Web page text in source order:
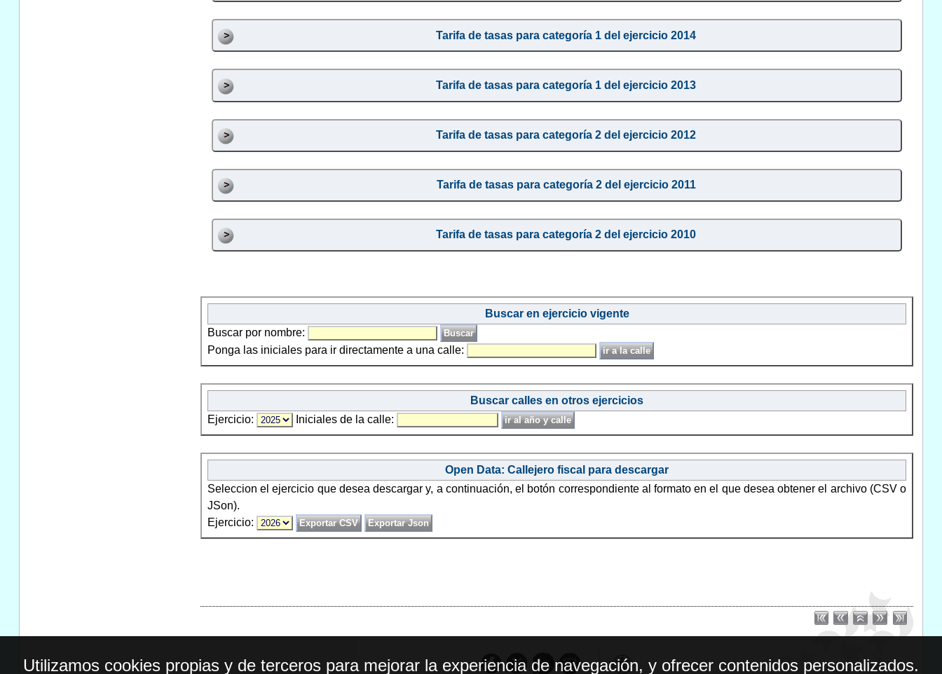
Tarifa de tasas para categoría 1 del ejercicio 2014
Tarifa de tasas para categoría 1 del ejercicio 2013
Tarifa de tasas para categoría 2 del ejercicio 2012
Tarifa de tasas para categoría 2 del ejercicio 2011
Tarifa de tasas para categoría 2 del ejercicio 2010
Buscar en ejercicio vigente
Buscar por nombre:
Ponga las iniciales para ir directamente a una calle:
Buscar calles en otros ejercicios
Ejercicio:
Iniciales de la calle:
Open Data: Callejero fiscal para descargar
Seleccion el ejercicio que desea descargar y, a continuación, el botón correspondiente al formato en el que desea obtener el archivo (CSV o
JSon).
Ejercicio:
Utilizamos cookies propias y de terceros para mejorar la experiencia de navegación, y ofrecer contenidos personalizados.